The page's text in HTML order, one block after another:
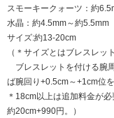
スモーキークォーツ：約
水晶：約4.5mm～約5.5mm
サイズ:約13-20cm
（＊サイズとはブレスレッ
ブレスレットを付ける腕
ば腕回り+0.5cm～+1cm位
＊18cm以上は追加料金が
約20cm+990円。）